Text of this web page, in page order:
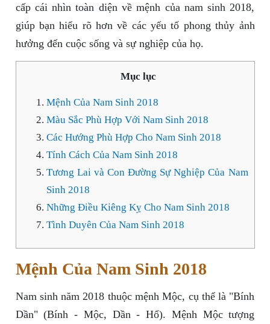
cấp cái nhìn toàn diện về mệnh của nam sinh 2018,
giúp bạn hiểu rõ hơn về các yếu tố phong thủy ảnh
hưởng đến cuộc sống và sự nghiệp của họ.
Mục lục
Mệnh Của Nam Sinh 2018
Màu Sắc Phù Hợp Với Nam Sinh 2018
Các Hướng Phù Hợp Cho Nam Sinh 2018
Tính Cách Của Nam Sinh 2018
Tương Lai và Con Đường Sự Nghiệp Của Nam
Sinh 2018
Những Điều Kiêng Kỵ Cho Nam Sinh 2018
Tình Duyên Của Nam Sinh 2018
Mệnh Của Nam Sinh 2018
Nam sinh năm 2018 thuộc mệnh Mộc, cụ thể là "Bính
Dần" (Bính - Mộc, Dần - Hổ). Mệnh Mộc tượng